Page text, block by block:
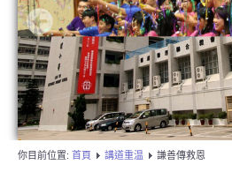
你目前位置: 首頁 講道重温 謙善傳救恩